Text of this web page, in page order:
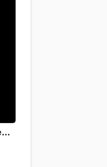
師大路的啤酒罐--------2012.01.06 Live@地下社會